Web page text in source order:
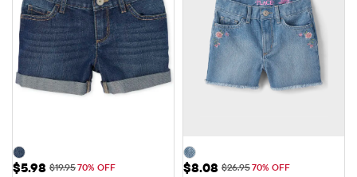
Precio de venta: $5.98
$5.98 Precio original: $19.95
$19.9570% OFF Precio de venta: $8.08
$8.08 Precio original: $26.95
$26.9570% OFF